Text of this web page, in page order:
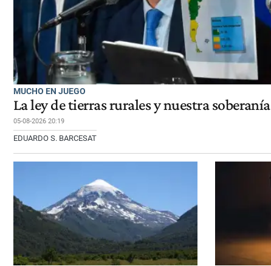
MUCHO EN JUEGO
La ley de tierras rurales y nuestra soberanía
05-08-2026 20:19
EDUARDO S. BARCESAT